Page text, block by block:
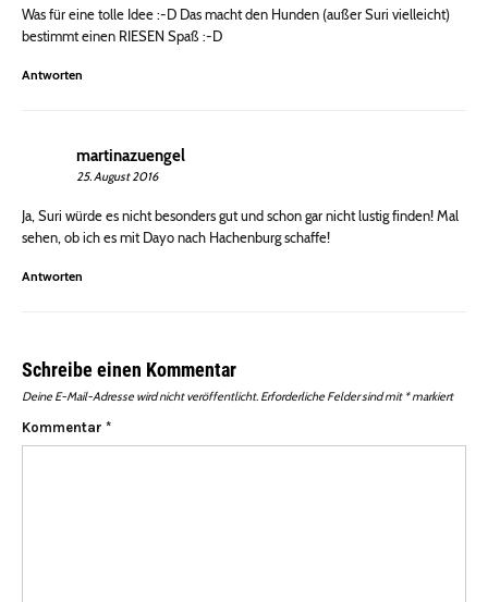
Was für eine tolle Idee :-D Das macht den Hunden (außer Suri vielleicht)
bestimmt einen RIESEN Spaß :-D
Antworten
martinazuengel
25. August 2016
Ja, Suri würde es nicht besonders gut und schon gar nicht lustig finden! Mal
sehen, ob ich es mit Dayo nach Hachenburg schaffe!
Antworten
Schreibe einen Kommentar
Deine E-Mail-Adresse wird nicht veröffentlicht. Erforderliche Felder sind mit *markiert
Kommentar *